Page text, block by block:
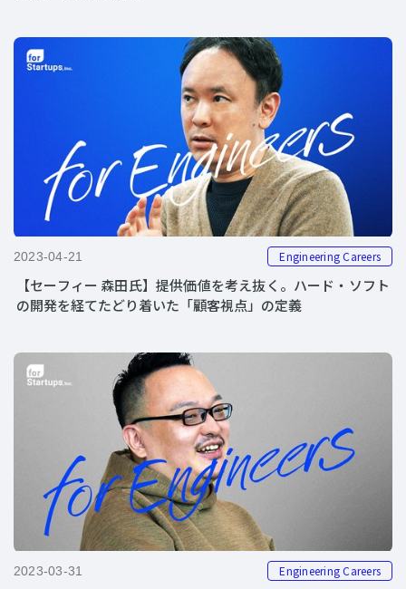
2023-04-21 Engineering Careers
【セーフィー 森田氏】提供価値を考え抜く。ハード・ソフト
の開発を経てたどり着いた「顧客視点」の定義
2023-03-31 Engineering Careers